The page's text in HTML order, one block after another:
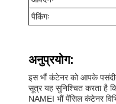
पैकिंगः
अनुप्रयोग:
इस भौं कंटेनर को आपके
सूत्र यह सुनिश्चित करता है
NAMEI भौं पेंसिल कंटेनर